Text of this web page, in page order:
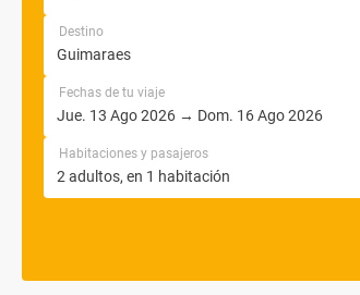
Destino
Fechas de tu viaje
Habitaciones y pasajeros